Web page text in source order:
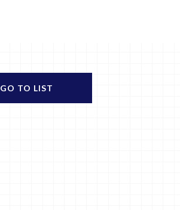
GO TO LIST